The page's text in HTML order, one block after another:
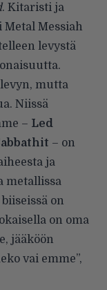
. Kitaristi ja
Metal Messiah
levystä
mutta
Niissä
– Led
– on
ja
metallissa
on
on oma
jääköön
vai emme”,